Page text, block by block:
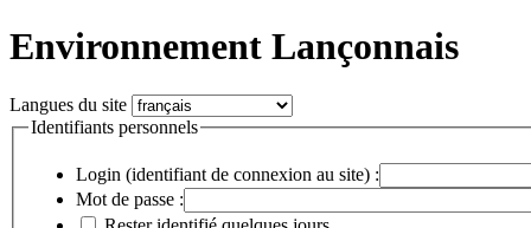
Environnement Lançonnais
Langues du site
Identifiants personnels
Login (identifiant de connexion au site) :
Mot de passe :